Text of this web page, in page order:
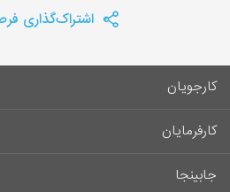
اشتراک‌گذاری
کارجویان
سوالات متداول کارجویان
کارفرمایان
راهنمای ثبت آگهی استخدام
جابینجا